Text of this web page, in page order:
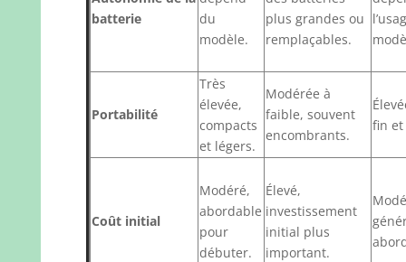
batterie
du
modèle.
plus grandes ou
remplaçables.
Portabilité
Très
élevée,
compacts
et légers.
Modérée à
faible, souvent
encombrants.
fin
Coût initial
Modéré,
abordable
pour
débuter.
Élevé,
investissement
initial plus
important.